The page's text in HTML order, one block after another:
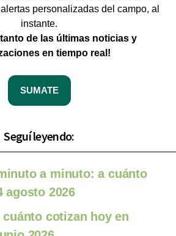
personalizadas del campo, al
instante.
tanto de las últimas noticias y
en tiempo real!
SUMATE
Seguí leyendo:
a minuto: a cuánto
agosto 2026
cotizan hoy en